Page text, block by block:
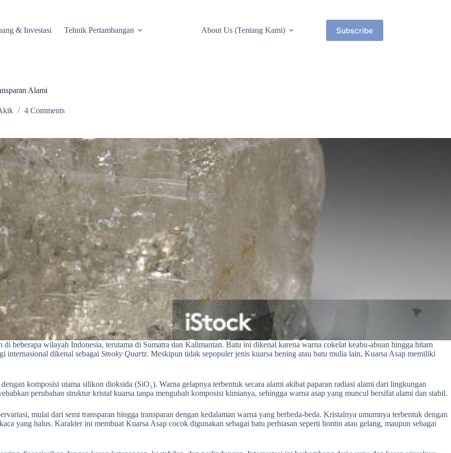
& Investasi Tehnik Pertambangan About Us (Tentang Kami) Subscribe
Alami
4 Comments
beberapa wilayah Indonesia, terutama di Sumatra dan Kalimantan. Batu ini dikenal karena warna cokelat keabu-abuan hingga hitam
internasional dikenal sebagai Smoky Quartz. Meskipun tidak sepopuler jenis kuarsa bening atau batu mulia lain, Kuarsa Asap memiliki
komposisi utama silikon dioksida (SiO₂). Warna gelapnya terbentuk secara alami akibat paparan radiasi alami dari lingkungan
perubahan struktur kristal kuarsa tanpa mengubah komposisi kimianya, sehingga warna asap yang muncul bersifat alami dan stabil.
mulai dari semi transparan hingga transparan dengan kedalaman warna yang berbeda-beda. Kristalnya umumnya terbentuk dengan
yang halus. Karakter ini membuat Kuarsa Asap cocok digunakan sebagai batu perhiasan seperti liontin atau gelang, maupun sebagai